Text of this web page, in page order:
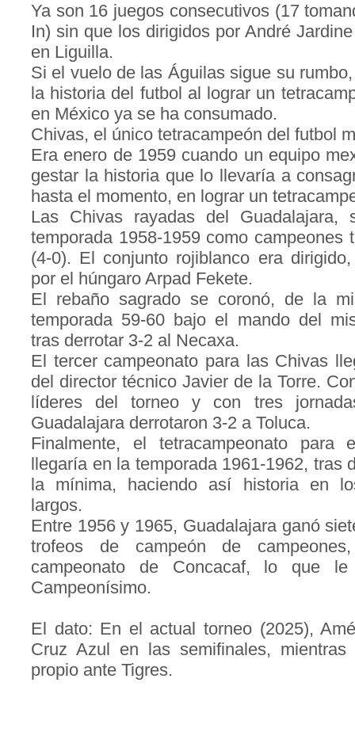
Ya son 16 juegos consecutivos (17
In) sin que los dirigidos por André
en Liguilla.
Si el vuelo de las Águilas sigue su
la historia del futbol al lograr un
en México ya se ha consumado.
Chivas, el único tetracampeón del futbol
Era enero de 1959 cuando un equipo
gestar la historia que lo llevaría a
hasta el momento, en lograr un
Las Chivas rayadas del Guadalajara,
temporada 1958-1959 como campeones
(4-0). El conjunto rojiblanco era
por el húngaro Arpad Fekete.
El rebaño sagrado se coronó, de la
temporada 59-60 bajo el mando del
tras derrotar 3-2 al Necaxa.
El tercer campeonato para las Chivas
del director técnico Javier de la Torre.
líderes del torneo y con tres
Guadalajara derrotaron 3-2 a Toluca.
Finalmente, el tetracampeonato para
llegaría en la temporada 1961-1962, tras
la mínima, haciendo así historia en
largos.
Entre 1956 y 1965, Guadalajara ganó
trofeos de campeón de
campeonato de Concacaf, lo que
Campeonísimo.
El dato: En el actual torneo (2025),
Cruz Azul en las semifinales,
propio ante Tigres.